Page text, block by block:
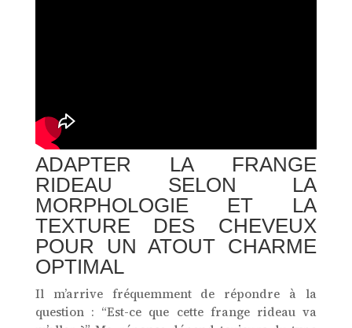
ADAPTER LA FRANGE
RIDEAU SELON LA
MORPHOLOGIE ET LA
TEXTURE DES CHEVEUX
POUR UN ATOUT CHARME
OPTIMAL
Il m’arrive fréquemment de répondre à la
question : “Est-ce que cette frange rideau va